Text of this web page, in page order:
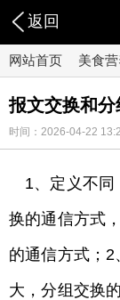
返回
网站首页 美食
报文交换和分
时间：2026-04-22
1、定义不
换的通信方式
的通信方式；
大，分组交换